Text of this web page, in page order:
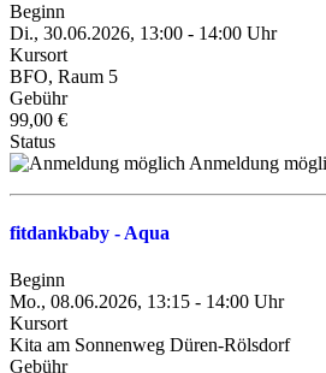
Beginn
Di., 30.06.2026, 13:00 - 14:00 Uhr
Kursort
BFO, Raum 5
Gebühr
99,00 €
Status
Anmeldung
fitdankbaby - Aqua
Beginn
Mo., 08.06.2026, 13:15 - 14:00 Uhr
Kursort
Kita am Sonnenweg Düren-Rölsdorf
Gebühr